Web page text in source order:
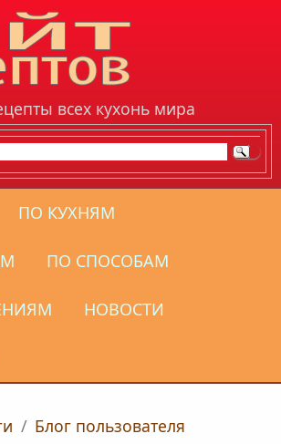
содержанию
всех кухонь мира
ПО КУХНЯМ
ПО СПОСОБАМ
НОВОСТИ
/ Блог пользователя